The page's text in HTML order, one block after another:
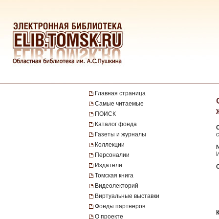
Главная страница
Самые читаемые
ПОИСК
Каталог фонда
Газеты и журналы
Коллекции
Персоналии
Издатели
Томская книга
Видеолекторий
Виртуальные выставки
Фонды партнеров
О проекте